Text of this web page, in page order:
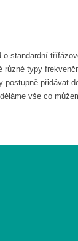
standardní
typy
přidávat
vše co